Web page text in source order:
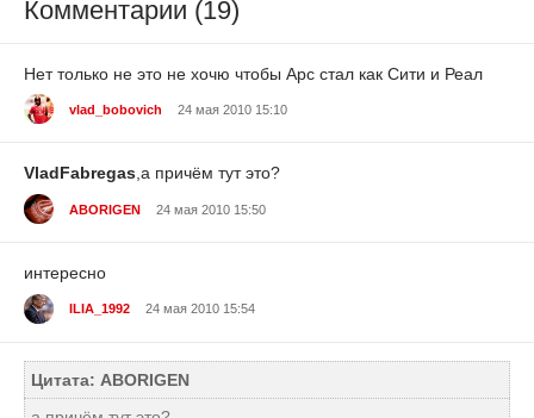
Комментарии (19)
Нет только не это не хочю чтобы Арс стал как Сити и Реал
vlad_bobovich 24 мая 2010 15:10
VladFabregas,а причём тут это?
ABORIGEN 24 мая 2010 15:50
интересно
ILIA_1992 24 мая 2010 15:54
Цитата: ABORIGEN